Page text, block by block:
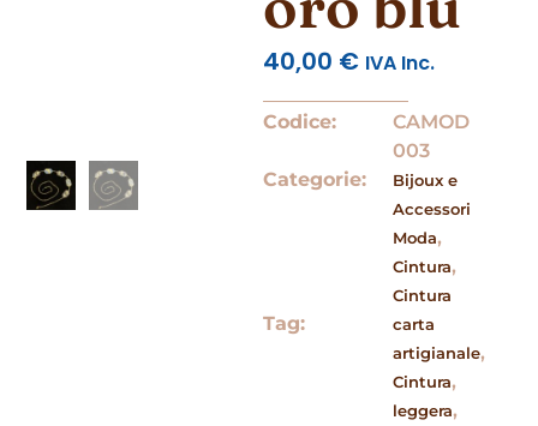
40,00 € IVA Inc.
Codice:
CAMOD
003
Categorie:
Bijoux e
Accessori
Moda,
Cintura,
Cintura
Tag:
carta
artigianale,
Cintura,
leggera,